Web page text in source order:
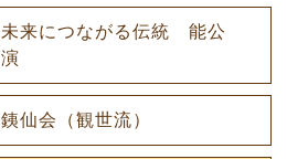
未来につながる伝統 能公
演
銕仙会（観世流）